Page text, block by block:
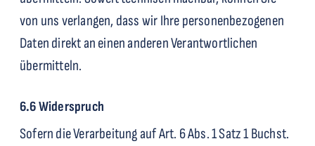
von uns verlangen, dass wir Ihre personenbezogenen
Daten direkt an einen anderen Verantwortlichen
übermitteln.
6.6 Widerspruch
Sofern die Verarbeitung auf Art. 6 Abs. 1 Satz 1 Buchst.